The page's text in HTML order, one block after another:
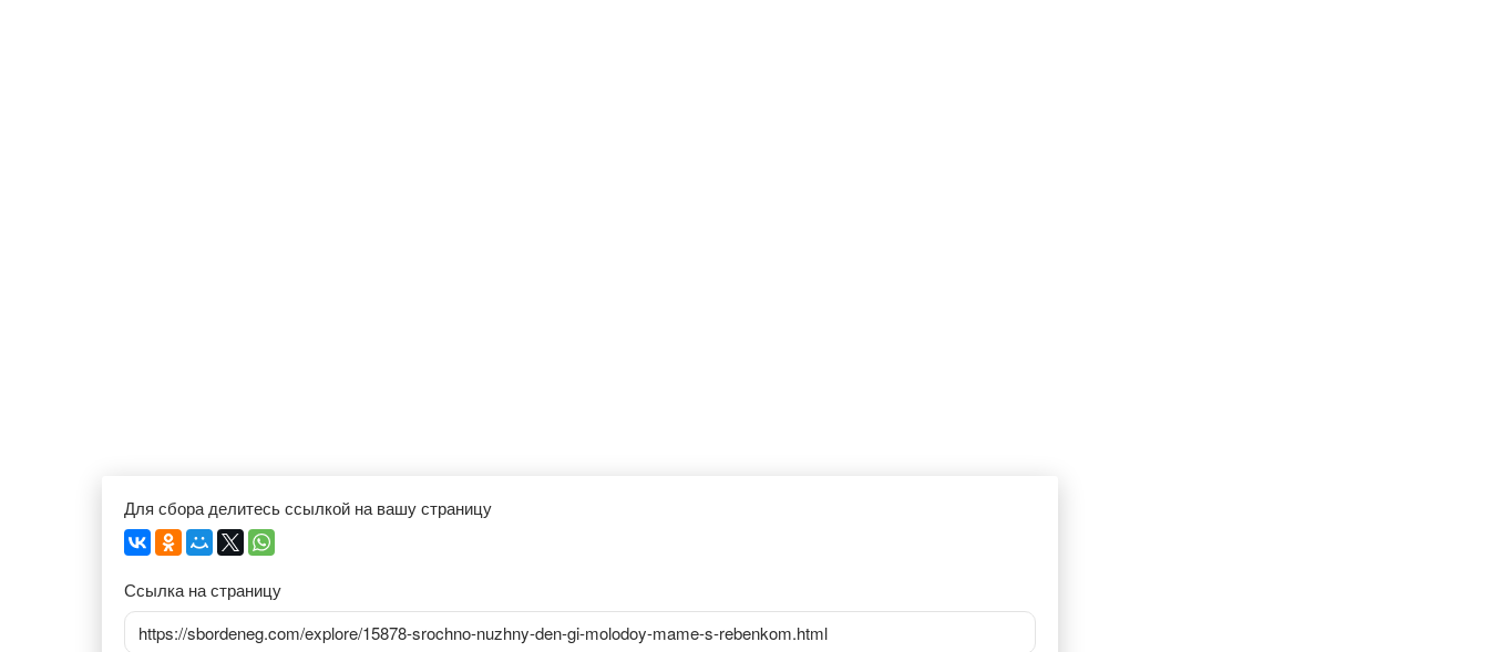
Для сбора делитесь ссылкой на вашу страницу
Ссылка на страницу
https://sbordeneg.com/explore/15878-srochno-nuzhny-den-gi-molodoy-mame-s-rebenkom.html